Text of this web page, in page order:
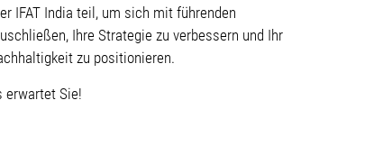
IFAT India teil, um sich mit führenden
Ihre Strategie zu verbessern und Ihr
zu positionieren.
erwartet Sie!